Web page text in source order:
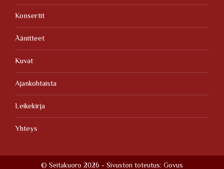
Konsertit
Äänitteet
Kuvat
Ajankohtaista
Leikekirja
Yhteys
© Seitakuoro 2026 - Sivuston toteutus: Govus